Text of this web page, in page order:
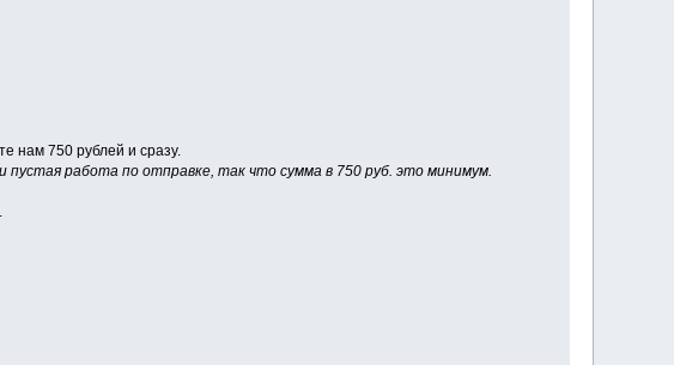
нам 750 рублей и сразу.
работа по отправке, так что сумма в 750 руб. это минимум.